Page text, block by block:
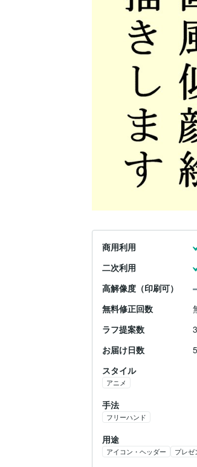
商用利用
二次利用
高解像度（印刷可）
無料修正回数
ラフ提案数
お届け日数
スタイル
アニメ
手法
フリーハンド
用途
アイコン・ヘッダー プレゼ